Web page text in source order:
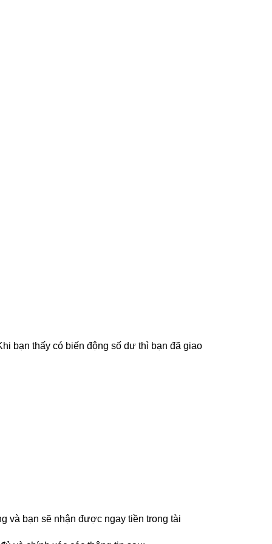
bạn thấy có biến động số dư thì bạn đã giao
và bạn sẽ nhận được ngay tiền trong tài